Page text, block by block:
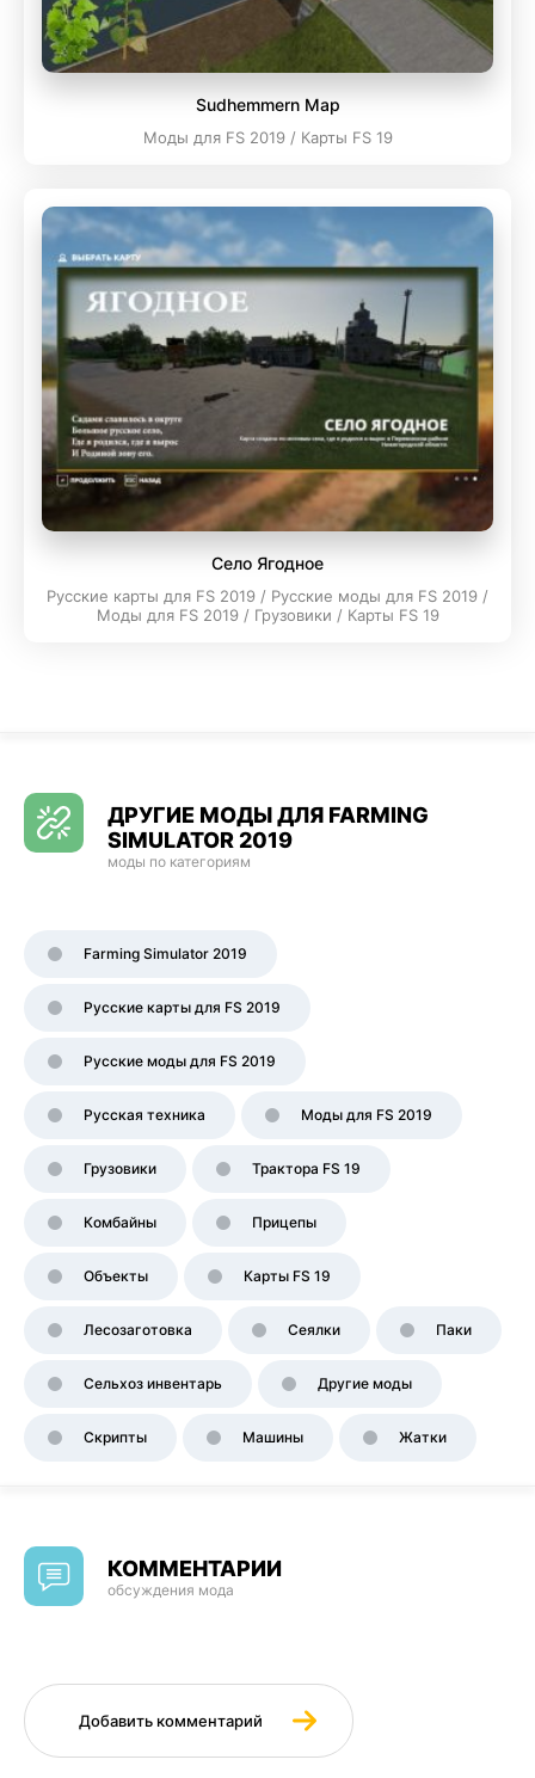
Sudhemmern Map
Моды для FS 2019 / Карты FS 19
Село Ягодное
Русские карты для FS 2019 / Русские моды для FS 2019 /
Моды для FS 2019 / Грузовики / Карты FS 19
ДРУГИЕ МОДЫ ДЛЯ FARMING
SIMULATOR 2019
моды по категориям
Farming Simulator 2019
Русские карты для FS 2019
Русские моды для FS 2019
Русская техника Моды для FS 2019
Грузовики Трактора FS 19
Комбайны Прицепы
Объекты Карты FS 19
Лесозаготовка Сеялки Паки
Сельхоз инвентарь Другие моды
Скрипты Машины Жатки
КОММЕНТАРИИ
обсуждения мода
Добавить комментарий